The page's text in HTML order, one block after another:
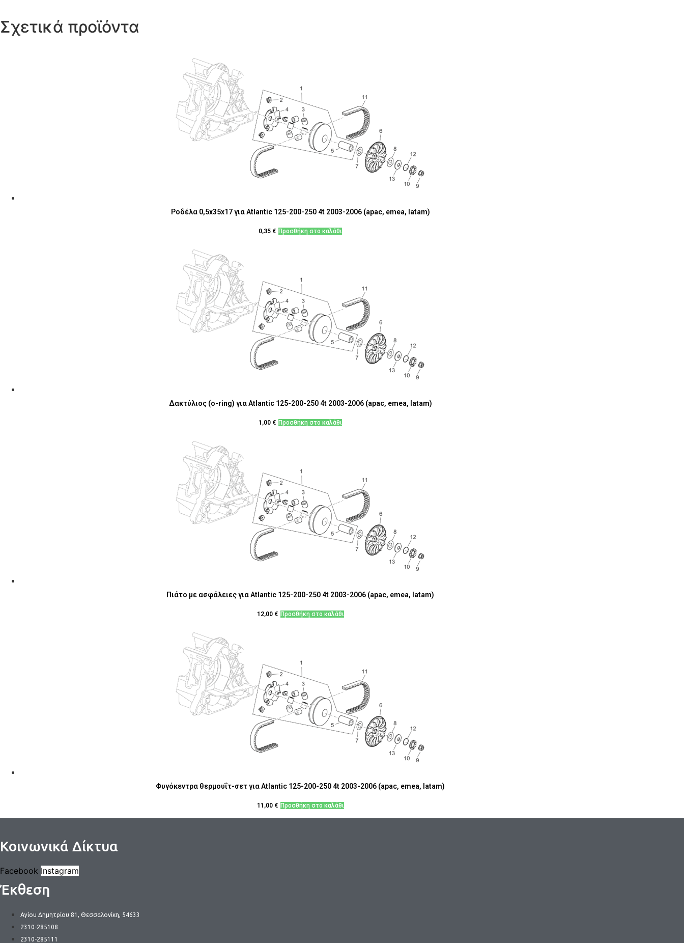
Σχετικά προϊόντα
Ροδέλα 0,5x35x17 για Atlantic 125-200-250 4t 2003-2006 (apac, emea, latam)
0,35 € Προσθήκη στο καλάθι
Δακτύλιος (o-ring) για Atlantic 125-200-250 4t 2003-2006 (apac, emea, latam)
1,00 € Προσθήκη στο καλάθι
Πιάτο με ασφάλειες για Atlantic 125-200-250 4t 2003-2006 (apac, emea, latam)
12,00 € Προσθήκη στο καλάθι
Φυγόκεντρα θερμουΐτ-σετ για Atlantic 125-200-250 4t 2003-2006 (apac, emea, latam)
11,00 € Προσθήκη στο καλάθι
Κοινωνικά Δίκτυα
Facebook Instagram
Έκθεση
Αγίου Δημητρίου 81, Θεσσαλονίκη, 54633
2310-285108
2310-285111